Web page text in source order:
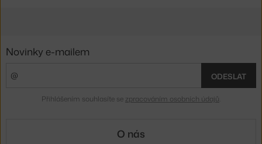
Novinky e-mailem
ODESLAT
Přihlášením souhlasíte se zpracováním osobních údajů
O nás